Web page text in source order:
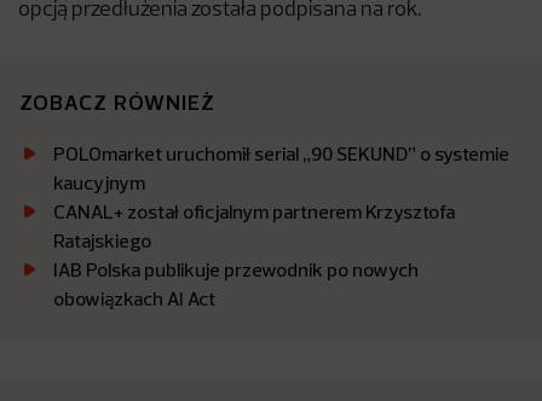
opcją przedłużenia została podpisana na rok.
ZOBACZ RÓWNIEŻ
POLOmarket uruchomił serial „90 SEKUND” o systemie
kaucyjnym
CANAL+ został oficjalnym partnerem Krzysztofa
Ratajskiego
IAB Polska publikuje przewodnik po nowych
obowiązkach AI Act